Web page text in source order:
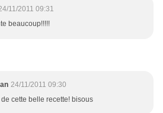
11/2011 09:31
beaucoup!!!!!
24/11/2011 09:30
cette belle recette! bisous